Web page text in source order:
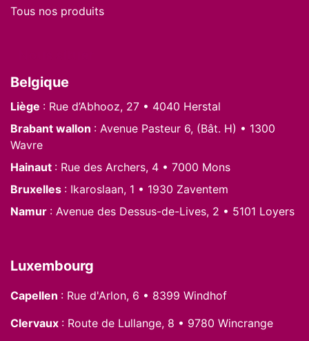
Tous nos produits
Belgique
Liège : Rue d’Abhooz, 27 • 4040 Herstal
Brabant wallon : Avenue Pasteur 6, (Bât. H) • 1300
Wavre
Hainaut : Rue des Archers, 4 • 7000 Mons
Bruxelles : Ikaroslaan, 1 • 1930 Zaventem
Namur : Avenue des Dessus-de-Lives, 2 • 5101 Loyers
Luxembourg
Capellen : Rue d'Arlon, 6 • 8399 Windhof
Clervaux : Route de Lullange, 8 • 9780 Wincrange